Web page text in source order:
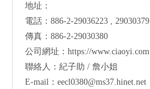
地址：
電話：886-2-29036223 , 29030379
傳真：886-2-29030380
公司網址： https://www.ciaoyi.com
聯絡人：紀子助 / 詹小姐
E-mail： eecl0380@ms37.hinet.net